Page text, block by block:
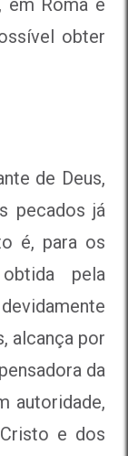
em Roma e
obter
de Deus,
pecados já
é, para os
pela
alcança por
da
autoridade,
e dos